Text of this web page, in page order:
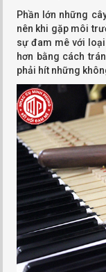
Phần lớn những
nên khi gặp môi
sự đam mê với
hơn bằng cách
phải hít những